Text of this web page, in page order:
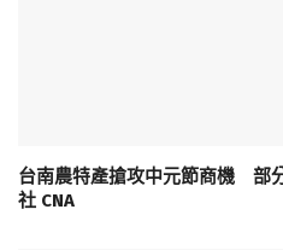
台南農特產搶攻中元節商機 部
社 CNA